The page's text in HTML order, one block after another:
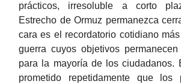
prácticos, irresoluble a corto
Estrecho de Ormuz permanezca
cara es el recordatorio cotidiano
guerra cuyos objetivos
para la mayoría de los ciudadanos.
prometido repetidamente que los